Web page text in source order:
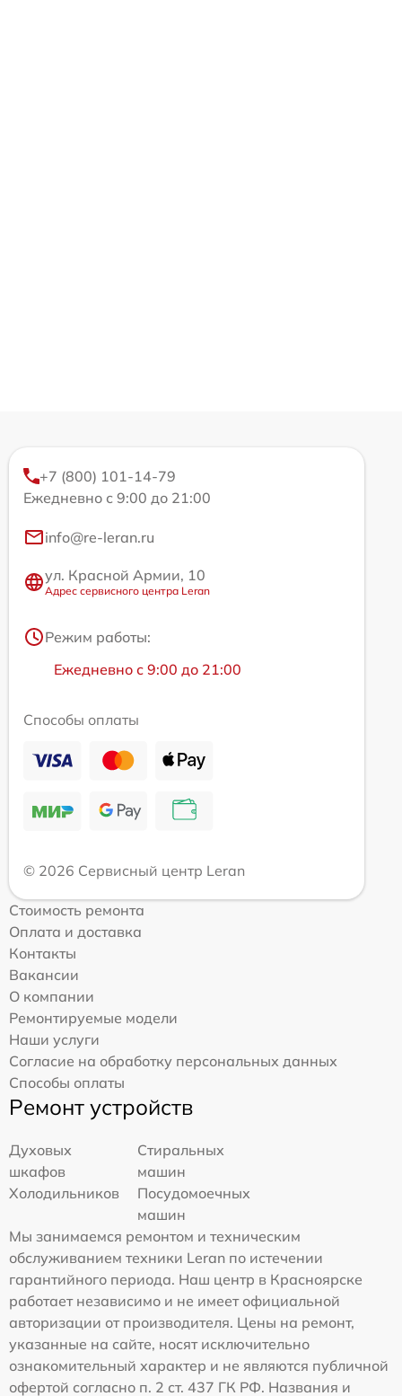
+7 (800) 101-14-79
Ежедневно с 9:00 до 21:00
info@re-leran.ru
ул. Красной Армии, 10
Адрес сервисного центра Leran
Режим работы:
Ежедневно с 9:00 до 21:00
Способы оплаты
© 2026 Сервисный центр Leran
Стоимость ремонта
Оплата и доставка
Контакты
Вакансии
О компании
Ремонтируемые модели
Наши услуги
Согласие на обработку персональных данных
Способы оплаты
Ремонт устройств
Духовых
шкафов
Стиральных
машин
Холодильников
Посудомоечных
машин
Мы занимаемся ремонтом и техническим
обслуживанием техники Leran по истечении
гарантийного периода. Наш центр в Красноярске
работает независимо и не имеет официальной
авторизации от производителя. Цены на ремонт,
указанные на сайте, носят исключительно
ознакомительный характер и не являются публичной
офертой согласно п. 2 ст. 437 ГК РФ. Названия и